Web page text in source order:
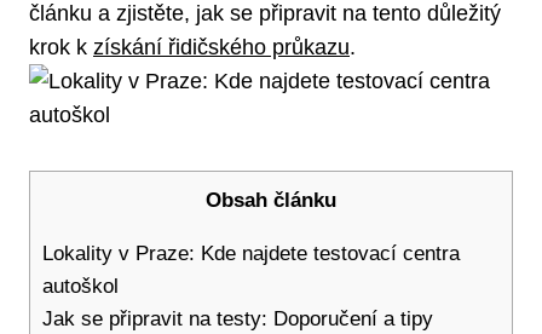
článku a zjistěte, jak se připravit na tento důležitý
krok k získání řidičského průkazu.
Obsah článku
Lokality v Praze: Kde najdete testovací centra
autoškol
Jak se připravit na testy: Doporučení a tipy